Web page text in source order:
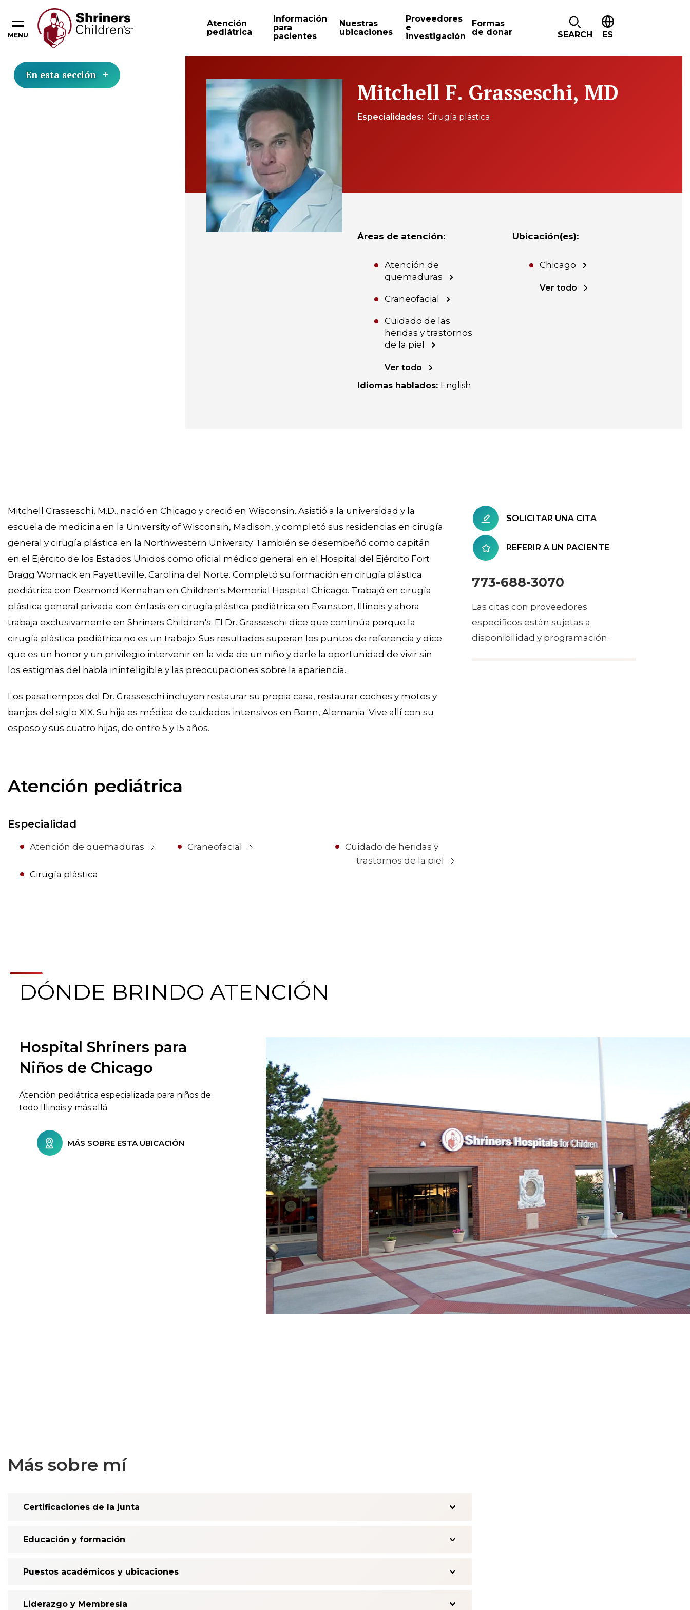
MENU
Atención
pediátrica
Información
para
pacientes
Nuestras
ubicaciones
Proveedores
e
investigación
Formas
de donar
SEARCH ES
En esta sección
Mitchell F. Grasseschi, MD
Especialidades Cirugía plástica
Áreas de atención:
Atención de
quemaduras
Craneofacial
Cuidado de las
heridas y trastornos
de la piel
Ver todo
Ubicación(es):
Chicago
Ver todo
Idiomas hablados: English
Mitchell Grasseschi, M.D., nació en Chicago y creció en Wisconsin. Asistió a la universidad y la
escuela de medicina en la University of Wisconsin, Madison, y completó sus residencias en cirugía
general y cirugía plástica en la Northwestern University. También se desempeñó como capitán
en el Ejército de los Estados Unidos como oficial médico general en el Hospital del Ejército Fort
Bragg Womack en Fayetteville, Carolina del Norte. Completó su formación en cirugía plástica
pediátrica con Desmond Kernahan en Children's Memorial Hospital Chicago. Trabajó en cirugía
plástica general privada con énfasis en cirugía plástica pediátrica en Evanston, Illinois y ahora
trabaja exclusivamente en Shriners Children's. El Dr. Grasseschi dice que continúa porque la
cirugía plástica pediátrica no es un trabajo. Sus resultados superan los puntos de referencia y dice
que es un honor y un privilegio intervenir en la vida de un niño y darle la oportunidad de vivir sin
los estigmas del habla ininteligible y las preocupaciones sobre la apariencia.
Los pasatiempos del Dr. Grasseschi incluyen restaurar su propia casa, restaurar coches y motos y
banjos del siglo XIX. Su hija es médica de cuidados intensivos en Bonn, Alemania. Vive allí con su
esposo y sus cuatro hijas, de entre 5 y 15 años.
Atención pediátrica
Especialidad
Atención de quemaduras
Cirugía plástica
Craneofacial
Cuidado de heridas y
trastornos de la piel
SOLICITAR UNA CITA
REFERIR A UN PACIENTE
773-688-3070
Las citas con proveedores
específicos están sujetas a
disponibilidad y programación.
DÓNDE BRINDO ATENCIÓN
Buscar centros de atención
Hospital Shriners para
Niños de Chicago
Atención pediátrica especializada para niños de
todo Illinois y más allá
MÁS SOBRE ESTA UBICACIÓN
Más sobre mí
Certificaciones de la junta
Educación y formación
Puestos académicos y ubicaciones
Liderazgo y Membresía